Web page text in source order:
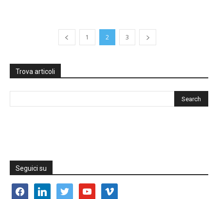
1 2 3
Trova articoli
Seguici su
facebooklinkedin twitter youtube vimeo